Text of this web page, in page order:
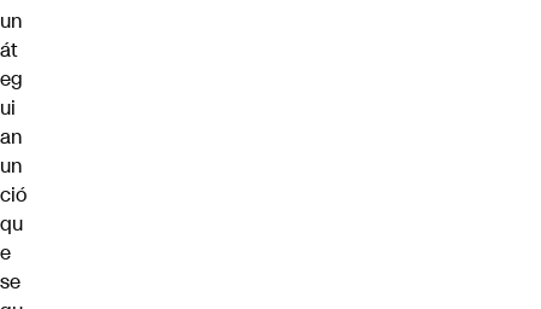
un
át
eg
ui
an
un
ció
qu
e
se